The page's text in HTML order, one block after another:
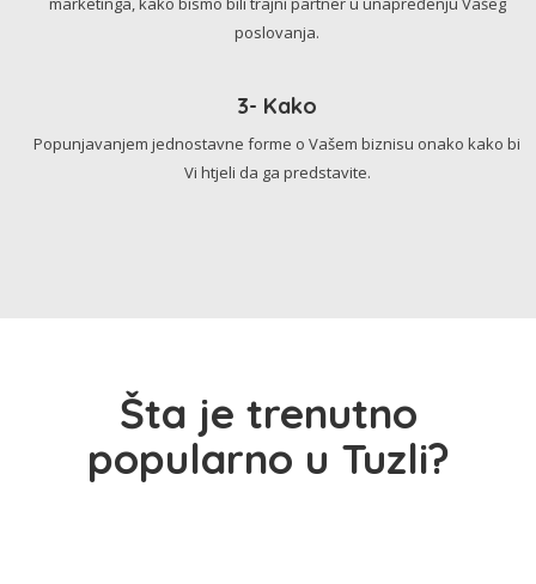
poslovanja.
3- Kako
Popunjavanjem jednostavne forme o Vašem biznisu onako kako bi
Vi htjeli da ga predstavite.
Šta je trenutno
popularno u Tuzli?